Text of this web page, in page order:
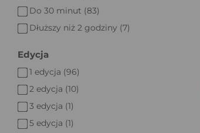
Do 30 minut (83)
Dłuższy niż 2 godziny (7)
Edycja
1 edycja (96)
2 edycja (10)
3 edycja (1)
5 edycja (1)